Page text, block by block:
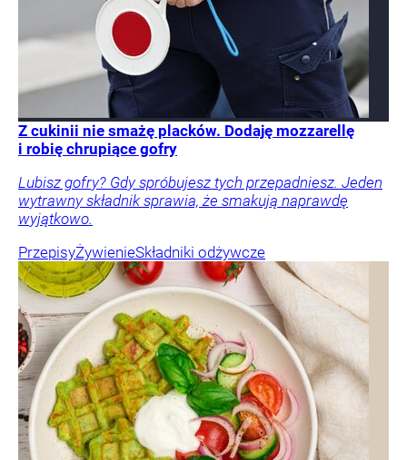
Z cukinii nie smażę placków. Dodaję mozzarellę
i robię chrupiące gofry
Lubisz gofry? Gdy spróbujesz tych przepadniesz. Jeden
wytrawny składnik sprawia, że smakują naprawdę
wyjątkowo.
PrzepisyŻywienieSkładniki odżywcze